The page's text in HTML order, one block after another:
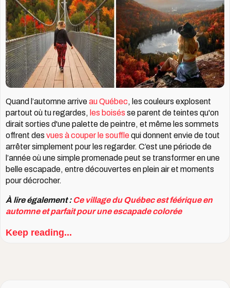
Quand l’automne arriveau Québec, les couleurs explosent
partout où turegardes, les boisés se parent de teintes qu'on
dirait sorties d'unepalette de peintre, et même les sommets
offrent des vues à couper le soufflequi donnent envie de tout
arrêter simplement pour les regarder. C’est une période de
l’année où une simple promenade peut se transformer en une
belle escapade, entre découvertes en plein air et moments
pour décrocher.
À lire également :Ce village du Québec est féérique en
automne et parfait pour une escapade colorée
Keep reading...